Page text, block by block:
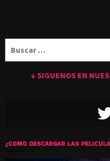
↓ SIGUENOS EN
¿COMO DESCARGAR LAS